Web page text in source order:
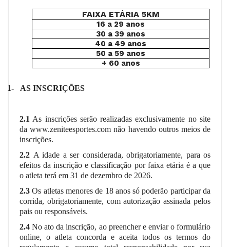
FAIXA ETÁRIA 5KM
16 a 29 anos
30 a 39 anos
40 a 49 anos
50 a 59 anos
+ 60 anos
1- AS INSCRIÇÕES
2.1 As inscrições serão realizadas exclusivamente no site
dawww.zeniteesportes.com não havendo outros meios de
inscrições.
2.2 A idade a ser considerada, obrigatoriamente, para os
efeitos da inscrição e classificação por faixa etária é a que
o atleta terá em 31 de dezembro de 2026.
2.3 Os atletas menores de 18 anos só poderão participar da
corrida, obrigatoriamente, com autorização assinada pelos
pais ou responsáveis.
2.4No ato da inscrição, ao preencher e enviar o formulário
online, o atleta concorda e aceita todos os termos do